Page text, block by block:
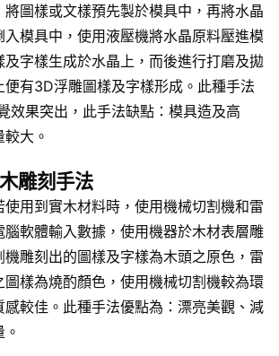
將圖樣或文樣預先製於模具中，再將水晶
入模具中，使用液壓機將水晶原料壓進模
字樣生成於水晶上，而後進行打磨及拋
有3D浮雕圖樣及字樣形成。此種手法
效果突出，此手法缺點：模具造及高
大。
雕刻手法
用到實木材料時，使用機械切割機和雷
軟體輸入數據，使用機器於木材表層雕
雕刻出的圖樣及字樣為木頭之原色，雷
樣為燒酌顏色，使用機械切割機較為環
較佳。此種手法優點為：漂亮美觀、減